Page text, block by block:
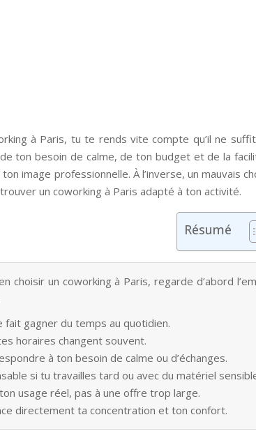
à Paris, tu te rends vite compte qu’il ne
ton besoin de calme, de ton budget et de la
image professionnelle. À l’inverse, un mauvais
un coworking à Paris adapté à ton activité.
Résumé
choisir un coworking à Paris, regarde d’abord
fait gagner du temps au quotidien.
horaires changent souvent.
à ton besoin de calme ou d’échanges.
si tu travailles tard ou avec du matériel
usage réel, pas à une offre trop large.
directement ta concentration et ton confort.